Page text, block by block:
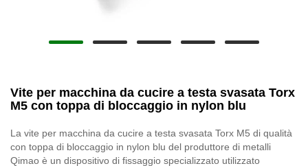
Vite per macchina da cucire a testa svasata Torx
M5 con toppa di bloccaggio in nylon blu
La vite per macchina da cucire a testa svasata Torx M5 di qualità
con toppa di bloccaggio in nylon blu del produttore di metalli
Qimao è un dispositivo di fissaggio specializzato utilizzato